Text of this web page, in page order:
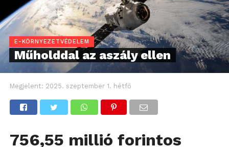
E-KÖRNYEZETVÉDELEM
Műholddal az aszály ellen
Megjelent: 2025. szeptember 1. hétfő
756,55 millió forintos